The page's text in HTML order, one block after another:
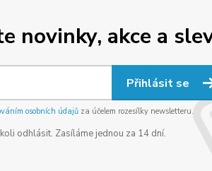
novinky, akce a
Přihlásit se
osobních údajů za účelem rozesílky newsletteru.
odhlásit. Zasíláme jednou za 14 dní.